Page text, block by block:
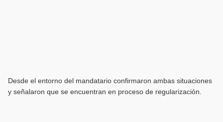
Desde el entorno del mandatario confirmaron ambas situaciones
y señalaron que se encuentran en proceso de regularización.